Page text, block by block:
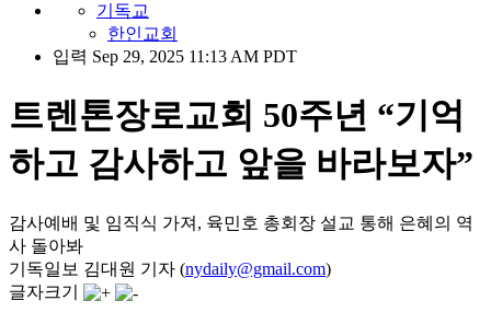
기독교
한인교회
입력 Sep 29, 2025 11:13 AM PDT
트렌톤장로교회 50주년 “기억
하고 감사하고 앞을 바라보자”
감사예배 및 임직식 가져, 육민호 총회장 설교 통해 은혜의 역
사 돌아봐
기독일보 김대원 기자 (nydaily@gmail.com)
글자크기